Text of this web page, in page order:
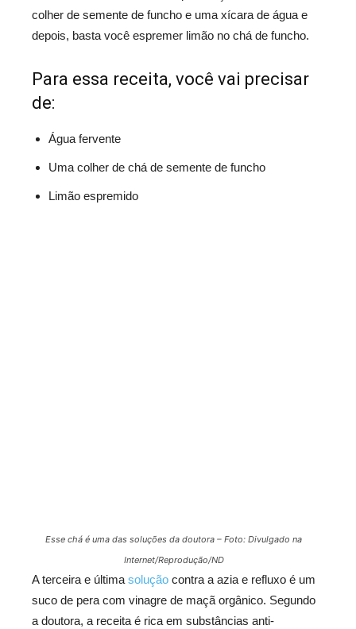
colher de semente de funcho e uma xícara de água e
depois, basta você espremer limão no chá de funcho.
Para essa receita, você vai precisar
de:
Água fervente
Uma colher de chá de semente de funcho
Limão espremido
Esse chá é uma das soluções da doutora – Foto: Divulgado na
Internet/Reprodução/ND
A terceira e última solução contra a azia e refluxo é um
suco de pera com vinagre de maçã orgânico. Segundo
a doutora, a receita é rica em substâncias anti-